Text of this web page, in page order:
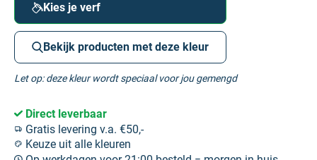
Kies je verf
Bekijk producten met deze kleur
Let op: deze kleur wordt speciaal voor jou gemengd
Direct leverbaar
Gratis levering v.a. €50,-
Keuze uit alle kleuren